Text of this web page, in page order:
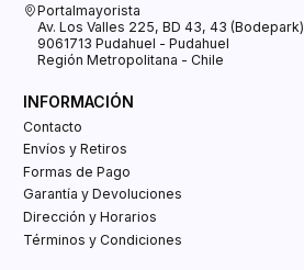
Portalmayorista
Av. Los Valles 225, BD 43, 43 (Bodepark)
9061713 Pudahuel - Pudahuel
Región Metropolitana - Chile
INFORMACIÓN
Contacto
Envíos y Retiros
Formas de Pago
Garantía y Devoluciones
Dirección y Horarios
Términos y Condiciones